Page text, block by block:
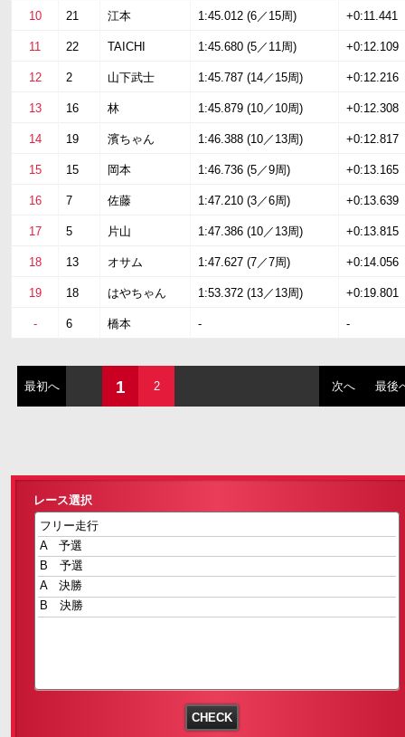
10 21 江本 1:45.012 (6／15周) +0:11.441
11 22 TAICHI 1:45.680 (5／11周) +0:12.109
12 2 山下武士 1:45.787 (14／15周) +0:12.216
13 16 林 1:45.879 (10／10周) +0:12.308
14 19 濱ちゃん 1:46.388 (10／13周) +0:12.817
15 15 岡本 1:46.736 (5／9周) +0:13.165
16 7 佐藤 1:47.210 (3／6周) +0:13.639
17 5 片山 1:47.386 (10／13周) +0:13.815
18 13 オサム 1:47.627 (7／7周) +0:14.056
19 18 はやちゃん 1:53.372 (13／13周) +0:19.801
- 6 橋本 - -
最初へ 1 2 次へ 最後
レース選択